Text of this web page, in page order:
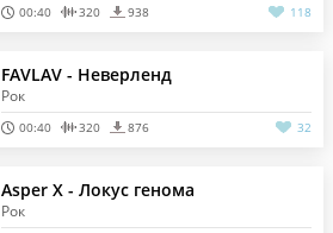
00:40 320 938 118
FAVLAV - Неверленд
Рок
00:40 320 876 32
Asper X - Локус генома
Рок